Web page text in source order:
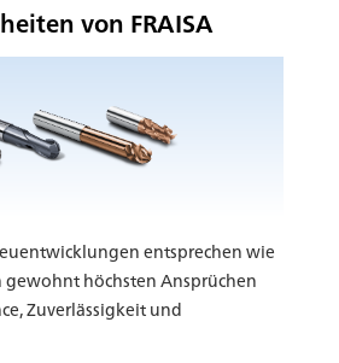
von FRAISA
entsprechen wie
gewohnt höchsten Ansprüchen
Zuverlässigkeit und